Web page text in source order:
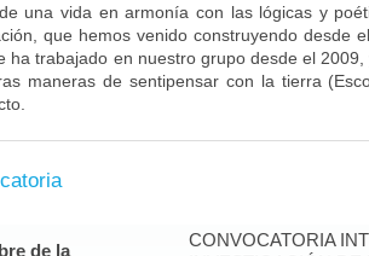
una vida en armonía con las lógicas y
que hemos venido construyendo desde
ha trabajado en nuestro grupo desde el
maneras de sentipensar con la tierra
de la
CONVOCATORIA